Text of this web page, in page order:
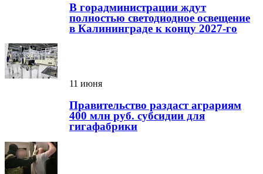
В горадминистрации ждут
полностью светодиодное освещение
в Калининграде к концу 2027-го
11 июня
Правительство раздаст аграриям
400 млн руб. субсидии для
гигафабрики